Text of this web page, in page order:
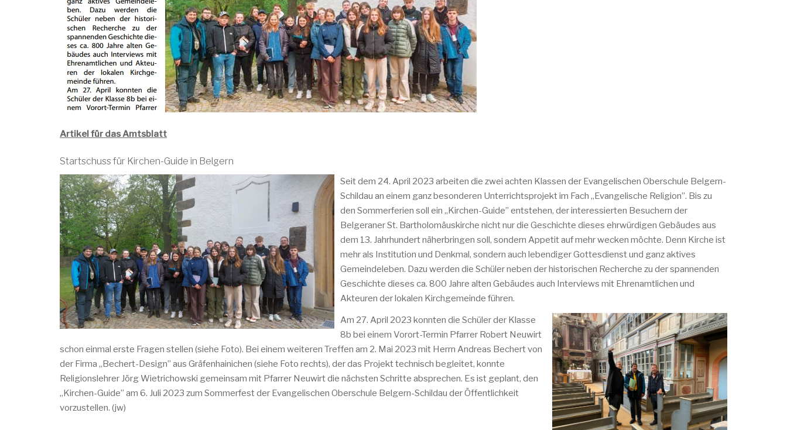
Artikel für das Amtsblatt
Startschuss für Kirchen-Guide in Belgern
Seit dem 24. April 2023 arbeiten die zwei achten Klassen der Evangelischen Oberschule Belgern-
Schildau an einem ganz besonderen Unterrichtsprojekt im Fach „Evangelische Religion”. Bis zu
den Sommerferien soll ein „Kirchen-Guide” entstehen, der interessierten Besuchern der
Belgeraner St. Bartholomäuskirche nicht nur die Geschichte dieses ehrwürdigen Gebäudes aus
dem 13. Jahrhundert näherbringen soll, sondern Appetit auf mehr wecken möchte. Denn Kirche ist
mehr als Institution und Denkmal, sondern auch lebendiger Gottesdienst und ganz aktives
Gemeindeleben. Dazu werden die Schüler neben der historischen Recherche zu der spannenden
Geschichte dieses ca. 800 Jahre alten Gebäudes auch Interviews mit Ehrenamtlichen und
Akteuren der lokalen Kirchgemeinde führen.
Am 27. April 2023 konnten die Schüler der Klasse
8b bei einem Vorort-Termin Pfarrer Robert Neuwirt
schon einmal erste Fragen stellen (siehe Foto). Bei einem weiteren Treffen am 2. Mai 2023 mit Herrn Andreas Bechert von
der Firma „Bechert-Design” aus Gräfenhainichen (siehe Foto rechts), der das Projekt technisch begleitet, konnte
Religionslehrer Jörg Wietrichowski gemeinsam mit Pfarrer Neuwirt die nächsten Schritte absprechen. Es ist geplant, den
„Kirchen-Guide” am 6. Juli 2023 zum Sommerfest der Evangelischen Oberschule Belgern-Schildau der Öffentlichkeit
vorzustellen. (jw)